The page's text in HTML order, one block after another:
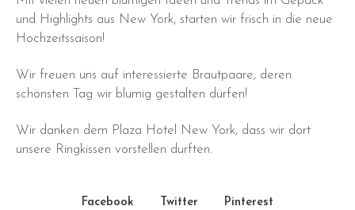
und Highlights aus New York, starten wir frisch in die neue
Hochzeitssaison!
Wir freuen uns auf interessierte Brautpaare, deren
schönsten Tag wir blumig gestalten dürfen!
Wir danken dem Plaza Hotel New York, dass wir dort
unsere Ringkissen vorstellen durften.
Facebook Twitter Pinterest